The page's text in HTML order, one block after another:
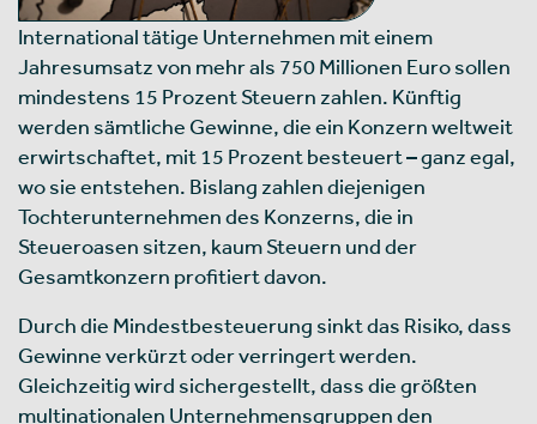
International tätige Unternehmen mit einem
Jahresumsatz von mehr als 750 Millionen Euro sollen
mindestens 15 Prozent Steuern zahlen. Künftig
werden sämtliche Gewinne, die ein Konzern weltweit
erwirtschaftet, mit 15 Prozent besteuert – ganz egal,
wo sie entstehen. Bislang zahlen diejenigen
Tochterunternehmen des Konzerns, die in
Steueroasen sitzen, kaum Steuern und der
Gesamtkonzern profitiert davon.
Durch die Mindestbesteuerung sinkt das Risiko, dass
Gewinne verkürzt oder verringert werden.
Gleichzeitig wird sichergestellt, dass die größten
multinationalen Unternehmensgruppen den